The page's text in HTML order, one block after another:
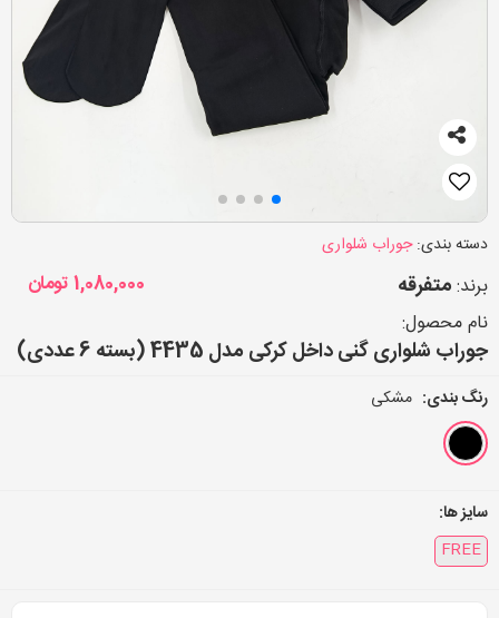
دسته بندی: جوراب شلواری
برند:متفرقه 1,080,000تومان
نام محصول:
جوراب شلواری گنی داخل کرکی مدل 4435 (بسته 6 عددی)
رنگ بندی: مشکی
سایز ها:
FREE